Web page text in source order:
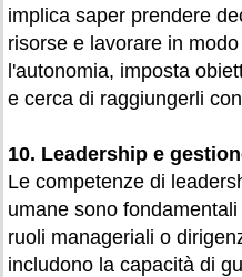
implica saper prendere
risorse e lavorare in
l'autonomia, imposta
e cerca di raggiungerli
10. Leadership e
Le competenze di
umane sono
ruoli manageriali o
includono la capacità di